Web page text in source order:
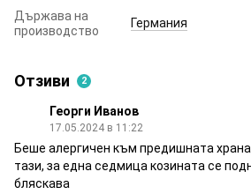
Държава на
производство
Германия
Отзиви 2
Георги Иванов
17.05.2024 в 11:22
Беше алергичен към предишната
тази, за една седмица козината се
бляскава